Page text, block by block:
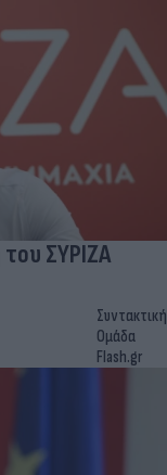
ΣΥΡΙΖΑ
Συντακτική
Ομάδα
Flash.gr